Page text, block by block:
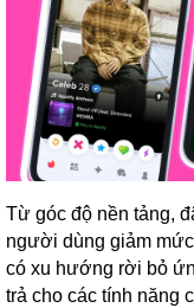
Từ góc độ nền tảng,
người dùng giảm
có xu hướng rời bỏ
trả cho các tính năng